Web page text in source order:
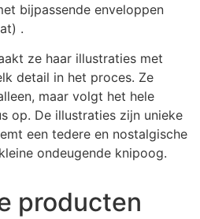
bijpassende enveloppen
.
ze haar illustraties met
detail in het proces. Ze
maar volgt het hele
op. De illustraties zijn unieke
een tedere en nostalgische
ondeugende knipoog.
producten